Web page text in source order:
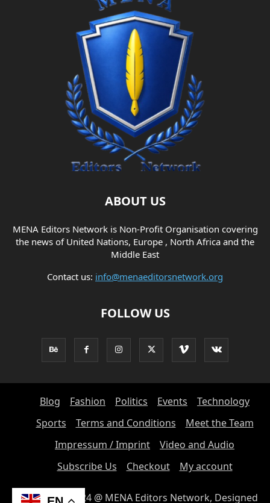
ABOUT US
MENA Editors Network is Non-Profit Organisation covering
the news of United Nations, Europe , North Africa and the
Middle East
Contact us: info@menaeditorsnetwork.org
FOLLOW US
Blog Fashion Politics Events
Technology
Sports
Terms and Conditions
Meet the Team
Impressum / Imprint
Video and Audio
Subscribe Us
Checkout My account
© Copyright 2024 @ MENA Editors Network, Designed